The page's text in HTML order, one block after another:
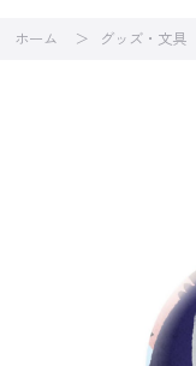
ホーム グッズ・文具